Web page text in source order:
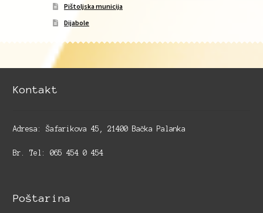
Pištoljska municija
Dijabole
Kontakt
Adresa: Šafarikova 45, 21400 Bačka Palanka
Br. Tel: 065 454 0 454
Poštarina